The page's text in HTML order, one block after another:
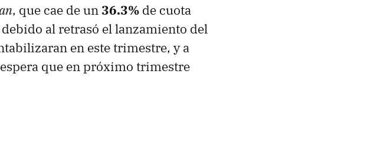
, que cae de un 36.3% de cuota
al retrasó el lanzamiento del
en este trimestre, y a
que en próximo trimestre